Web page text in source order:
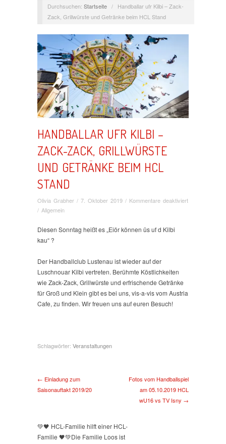
Durchsuchen: Startseite /
Handballar ufr Kilbi – Zack-
Zack, Grillwürste und Getränke beim HCL Stand
HANDBALLAR UFR KILBI –
ZACK-ZACK, GRILLWÜRSTE
UND GETRÄNKE BEIM HCL
STAND
Olivia Grabher / 7. Oktober 2019 / Kommentare deaktiviertfür
beim
/ Allgemein
Diesen Sonntag heißt es „Eiör können üs uf d Kilbi
kau“ ?
Der Handballclub Lustenau ist wieder auf der
Luschnouar Kilbi vertreten. Berühmte Köstlichkeiten
wie Zack-Zack, Grillwürste und erfrischende Getränke
für Groß und Klein gibt es bei uns, vis-a-vis vom Austria
Cafe, zu finden. Wir freuen uns auf euren Besuch!
Schlagwörter: Veranstaltungen
← Einladung zum
Saisonauftakt 2019/20
Fotos vom Handballspiel
am 05.10.2019 HCL
wU16 vs TV Isny →
💚🖤 HCL-Familie hilft einer HCL-
Familie 🖤💚Die Familie Loos ist